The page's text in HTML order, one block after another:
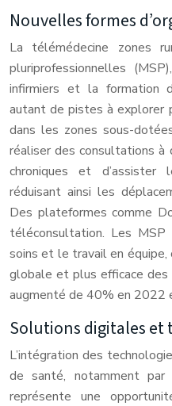
Nouvelles formes
La télémédecine zones
pluriprofessionnelles
infirmiers et la formation
autant de pistes à explorer
dans les zones sous-
réaliser des consultations à
chroniques et d’assister
réduisant ainsi les
Des plateformes comme
téléconsultation. Les
soins et le travail en équipe,
globale et plus efficace
augmenté de 40% en 2022
Solutions digitales et
L’intégration des
de santé, notamment
représente une